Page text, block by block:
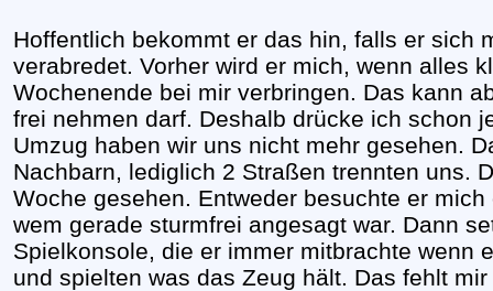
Hoffentlich bekommt er das hin, falls er sich
verabredet. Vorher wird er mich, wenn alles
Wochenende bei mir verbringen. Das kann
frei nehmen darf. Deshalb drücke ich schon
Umzug haben wir uns nicht mehr gesehen.
Nachbarn, lediglich 2 Straßen trennten uns.
Woche gesehen. Entweder besuchte er
wem gerade sturmfrei angesagt war. Dann
Spielkonsole, die er immer mitbrachte wenn
und spielten was das Zeug hält. Das fehlt